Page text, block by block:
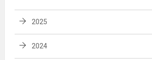
2025
2024